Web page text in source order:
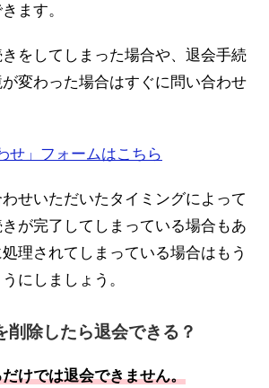
ます。
をしてしまった場合や、退会手続
変わった場合はすぐに問い合わせ
せ」フォームはこちら
せいただいたタイミングによって
が完了してしまっている場合もあ
理されてしまっている場合はもう
にしましょう。
除したら退会できる？
けでは退会できません。